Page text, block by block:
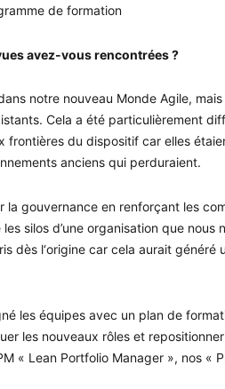
de formation
avez-vous rencontrées ?
notre nouveau Monde Agile,
Cela a été particulièrement
frontières du dispositif car elles
anciens qui perduraient.
la gouvernance en renforçant les
silos d’une organisation que nous
dès l‘origine car cela aurait
les équipes avec un plan de
les nouveaux rôles et
« Lean Portfolio Manager », nos «